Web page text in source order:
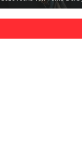
in opspraak kwam